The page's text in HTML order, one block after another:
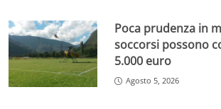
Poca prudenza in
soccorsi possono
5.000 euro
Agosto 5, 2026